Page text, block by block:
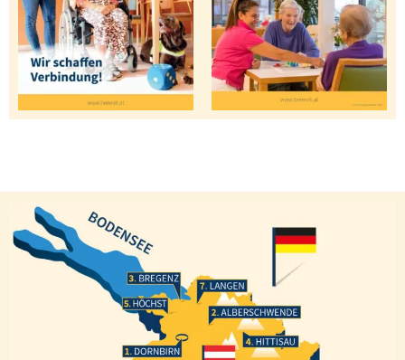
Dornbirn
Bregenz
Langen
Alberschwende
Höchst